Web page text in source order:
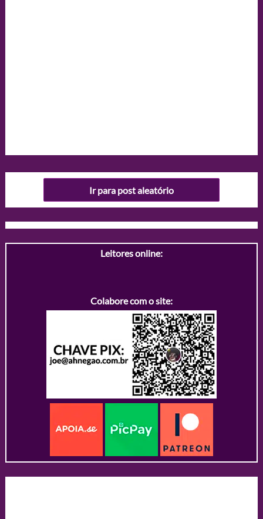
Ir para post aleatório
Leitores online:
Colabore com o site: